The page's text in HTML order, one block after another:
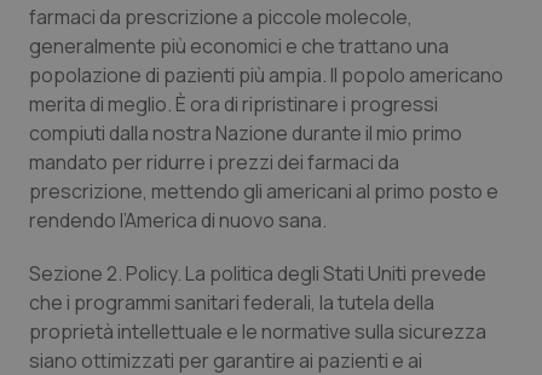
farmaci da prescrizione a piccole molecole,
generalmente più economici e che trattano una
popolazione di pazienti più ampia. Il popolo americano
merita di meglio. È ora di ripristinare i progressi
compiuti dalla nostra Nazione durante il mio primo
mandato per ridurre i prezzi dei farmaci da
prescrizione, mettendo gli americani al primo posto e
rendendo l’America di nuovo sana.
Sezione 2. Policy. La politica degli Stati Uniti prevede
che i programmi sanitari federali, la tutela della
proprietà intellettuale e le normative sulla sicurezza
siano ottimizzati per garantire ai pazienti e ai